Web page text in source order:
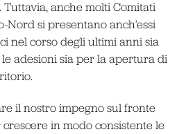
Tuttavia, anche molti Comitati
si presentano anch’essi
nel corso degli ultimi anni sia
adesioni sia per la apertura di
il nostro impegno sul fronte
in modo consistente le